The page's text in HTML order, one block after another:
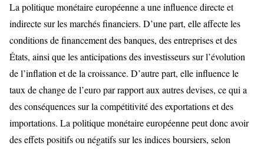
La politique monétaire européenne a une influence directe et
indirecte sur les marchés financiers. D’une part, elle affecte les
conditions de financement des banques, des entreprises et des
États, ainsi que les anticipations des investisseurs sur l’évolution
de l’inflation et de la croissance. D’autre part, elle influence le
taux de change de l’euro par rapport aux autres devises, ce qui a
des conséquences sur la compétitivité des exportations et des
importations. La politique monétaire européenne peut donc avoir
des effets positifs ou négatifs sur les indices boursiers, selon